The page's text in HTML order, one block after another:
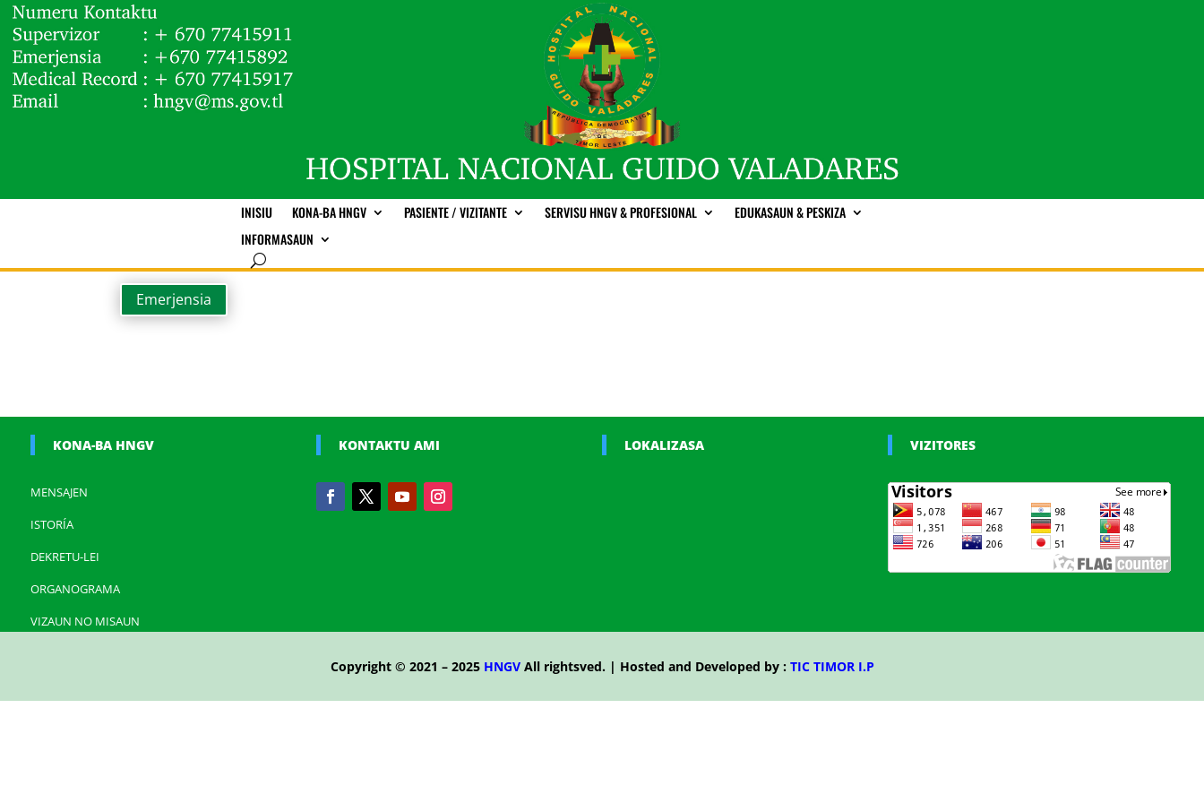
INISIU KONA-BA HNGV PASIENTE / VIZITANTE SERVISU HNGV & PROFESIONAL
EDUKASAUN & PESKIZA
INFORMASAUN
Emerjensia
KONA-BA HNGV
MENSAJEN
ISTORÍA
DEKRETU-LEI
ORGANOGRAMA
VIZAUN NO MISAUN
KONTAKTU AMI LOKALIZASA VIZITORES
Copyright © 2021 – 2025 HNGVAll rightsved. | Hosted and Developed by : TIC TIMOR I.P